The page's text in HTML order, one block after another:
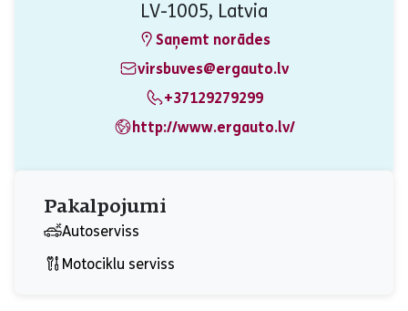
LV-1005, Latvia
Saņemt norādes
virsbuves@ergauto.lv
+37129279299
http://www.ergauto.lv/
Pakalpojumi
Autoserviss
Motociklu serviss